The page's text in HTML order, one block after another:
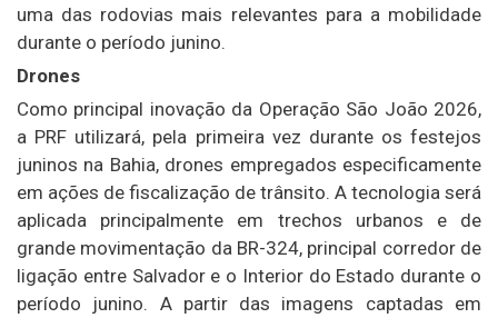
uma das rodovias mais relevantes para a mobilidade
durante o período junino.
Drones
Como principal inovação da Operação São João 2026,
a PRF utilizará, pela primeira vez durante os festejos
juninos na Bahia, drones empregados especificamente
em ações de fiscalização de trânsito. A tecnologia será
aplicada principalmente em trechos urbanos e de
grande movimentação da BR-324, principal corredor de
ligação entre Salvador e o Interior do Estado durante o
período junino. A partir das imagens captadas em